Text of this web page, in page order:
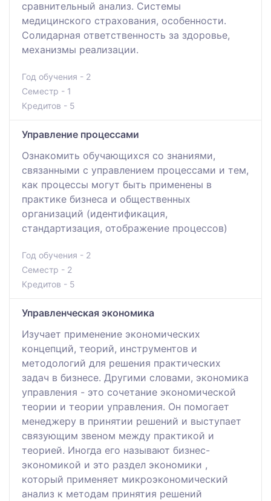
сравнительный анализ. Системы
медицинского страхования, особенности.
Солидарная ответственность за здоровье,
механизмы реализации.
Год обучения - 2
Семестр - 1
Кредитов - 5
Управление процессами
Ознакомить обучающихся со знаниями,
связанными с управлением процессами и тем,
как процессы могут быть применены в
практике бизнеса и общественных
организаций (идентификация,
стандартизация, отображение процессов)
Год обучения - 2
Семестр - 2
Кредитов - 5
Управленческая экономика
Изучает применение экономических
концепций, теорий, инструментов и
методологий для решения практических
задач в бизнесе. Другими словами, экономика
управления - это сочетание экономической
теории и теории управления. Он помогает
менеджеру в принятии решений и выступает
связующим звеном между практикой и
теорией. Иногда его называют бизнес-
экономикой и это раздел экономики ,
который применяет микроэкономический
анализ к методам принятия решений